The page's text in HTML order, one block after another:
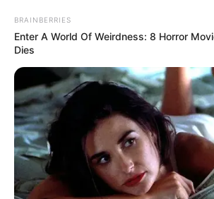
BRAINBERRIES
Enter A World Of Weirdness: 8 Horror
Dies